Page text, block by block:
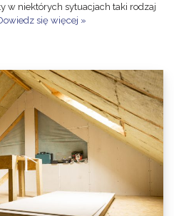
w niektórych sytuacjach taki rodzaj
się więcej »